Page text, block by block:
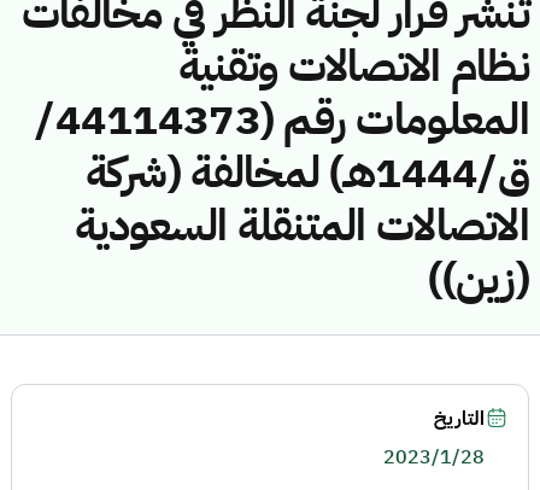
تنشر قرار لجنة النظر في مخالفات
نظام الاتصالات وتقنية
المعلومات رقم (44114373/
ق/1444هـ) لمخالفة (شركة
الاتصالات المتنقلة السعودية
(زين))
التاريخ
2023/1/28